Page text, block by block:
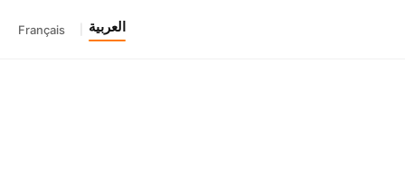
العربية Français